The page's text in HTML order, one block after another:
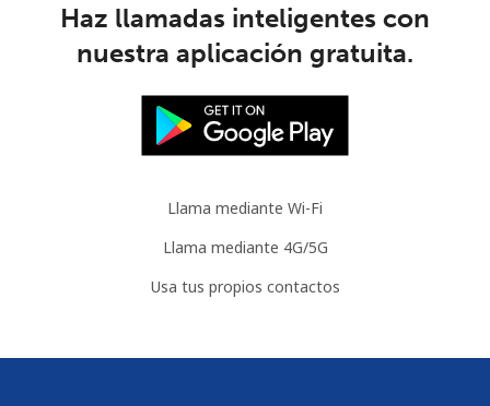
Haz llamadas inteligentes con
nuestra aplicación gratuita.
Llama mediante Wi-Fi
Llama mediante 4G/5G
Usa tus propios contactos